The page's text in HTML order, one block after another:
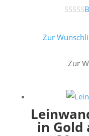
Zur
Zur
in Gold